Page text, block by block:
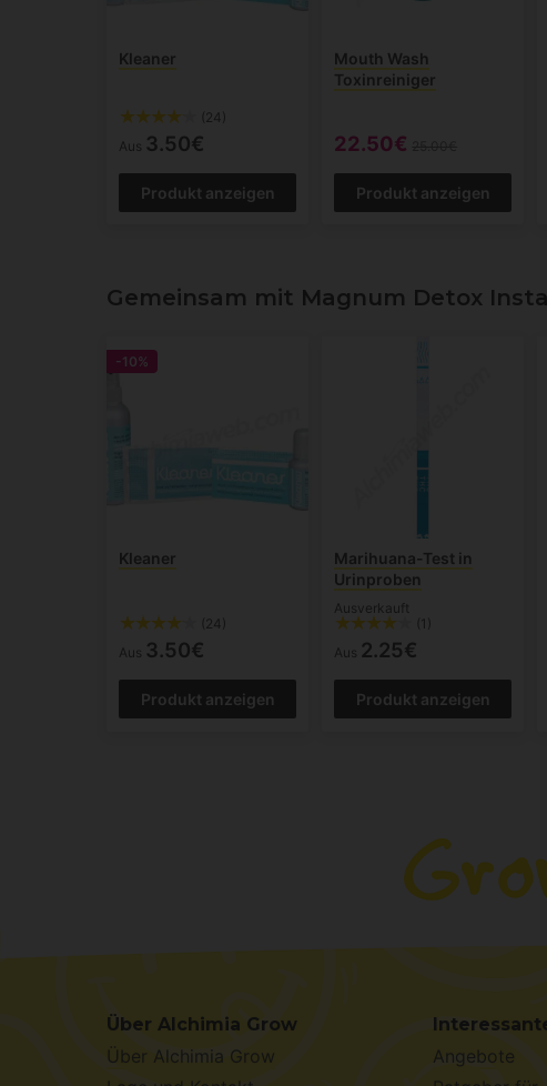
Kleaner
(24)
Aus 3.50€
Produkt anzeigen
Mouth Wash
Toxinreiniger
22.50€
Produkt anzeigen
Gemeinsam mit Magnum Detox
-10%
Kleaner
(24)
Aus 3.50€
Produkt anzeigen
Marihuana-Test in
Urinproben
Ausverkauft
(1)
Aus 2.25€
Produkt anzeigen
Über Alchimia Grow
Über Alchimia Grow
Angebote